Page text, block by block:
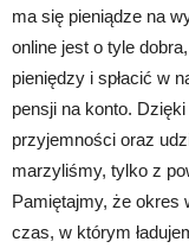
ma się pieniądze na
online jest o tyle
pieniędzy i spłacić w
pensji na konto.
przyjemności oraz
marzyliśmy, tylko z
Pamiętajmy, że okres
czas, w którym